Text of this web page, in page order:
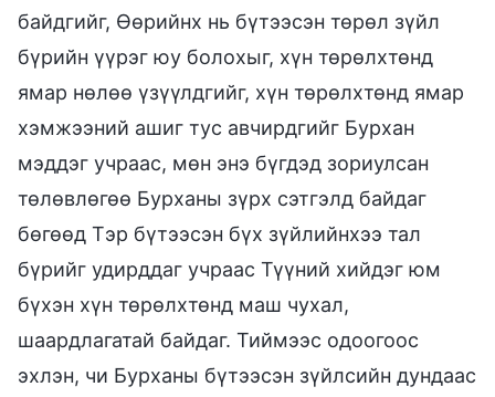
байдгийг, Өөрийнх нь бүтээсэн төрөл зүйл
бүрийн үүрэг юу болохыг, хүн төрөлхтөнд
ямар нөлөө үзүүлдгийг, хүн төрөлхтөнд ямар
хэмжээний ашиг тус авчирдгийг Бурхан
мэддэг учраас, мөн энэ бүгдэд зориулсан
төлөвлөгөө Бурханы зүрх сэтгэлд байдаг
бөгөөд Тэр бүтээсэн бүх зүйлийнхээ тал
бүрийг удирддаг учраас Түүний хийдэг юм
бүхэн хүн төрөлхтөнд маш чухал,
шаардлагатай байдаг. Тиймээс одоогоос
эхлэн, чи Бурханы бүтээсэн зүйлсийн дундаас